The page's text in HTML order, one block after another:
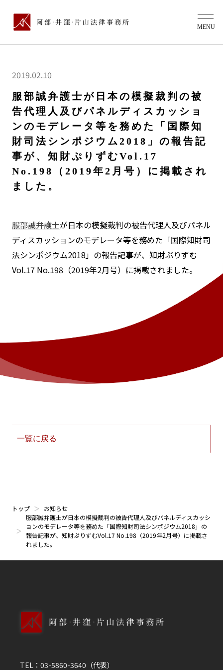
2019.02.10
服部誠弁護士が日本の模擬裁判の被
告代理人及びパネルディスカッショ
ンのモデレータ等を務めた「国際知
財司法シンポジウム2018」の報告記
事が、知財ぷりずむVol.17
No.198（2019年2月号）に掲載され
ました。
服部誠弁護士が日本の模擬裁判の被告代理人及びパネル
ディスカッションのモデレータ等を務めた「国際知財司
法シンポジウム2018」の報告記事が、知財ぷりずむ
Vol.17 No.198（2019年2月号）に掲載されました。
一覧に戻る
トップ
お知らせ
服部誠弁護士が日本の模擬裁判の被告代理人及びパネルディスカッシ
ョンのモデレータ等を務めた「国際知財司法シンポジウム2018」の
報告記事が、知財ぷりずむVol.17 No.198（2019年2月号）に掲載さ
れました。
TEL： 03-5860-3640 （代表）